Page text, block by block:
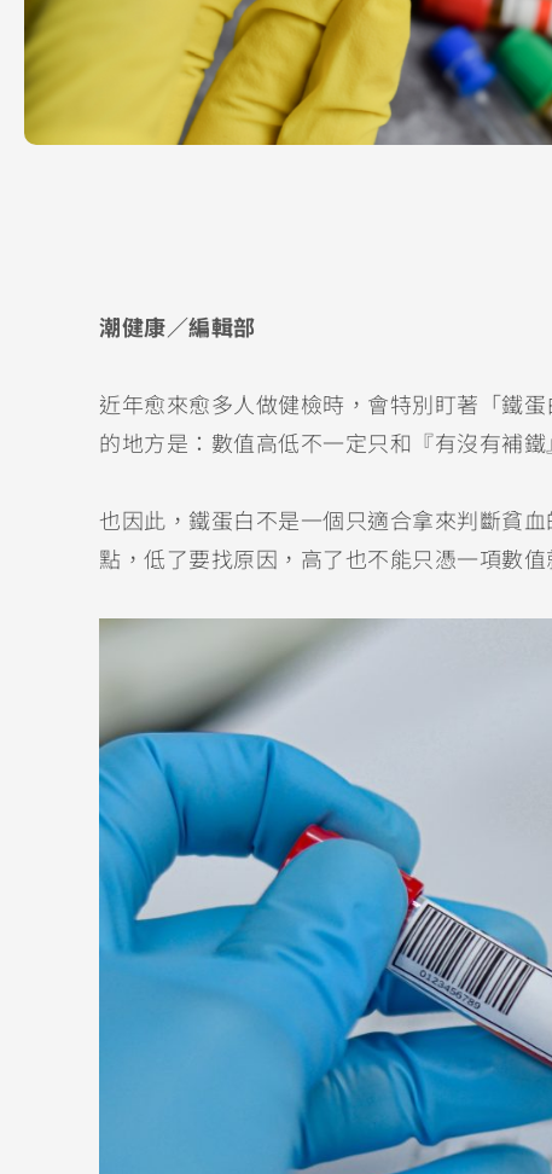
潮健康／編輯部
近年愈來愈多人做健檢時，會特別盯著「鐵
的地方是：數值高低不一定只和『有沒有補
也因此，鐵蛋白不是一個只適合拿來判斷貧
點，低了要找原因，高了也不能只憑一項數值